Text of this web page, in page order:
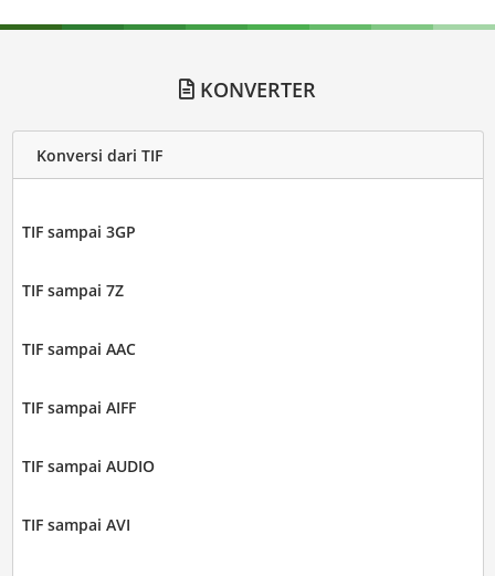
KONVERTER
Konversi dari TIF
TIF sampai 3GP
TIF sampai 7Z
TIF sampai AAC
TIF sampai AIFF
TIF sampai AUDIO
TIF sampai AVI